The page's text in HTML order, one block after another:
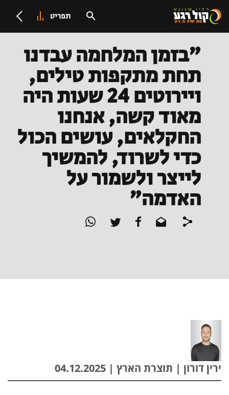
תפריט
"בזמן המלחמה עבדנו
תחת מתקפות טילים,
ויירוטים 24 שעות היה
מאוד קשה, אנחנו
החקלאים, עושים הכול
כדי לשרוד, להמשיך
לייצר ולשמור על
האדמה"
ירין דורון | תוצרת הארץ | 04.12.2025